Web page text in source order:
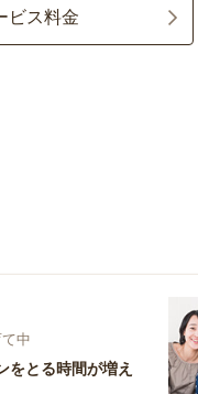
ビス料金
中
をとる時間が増え